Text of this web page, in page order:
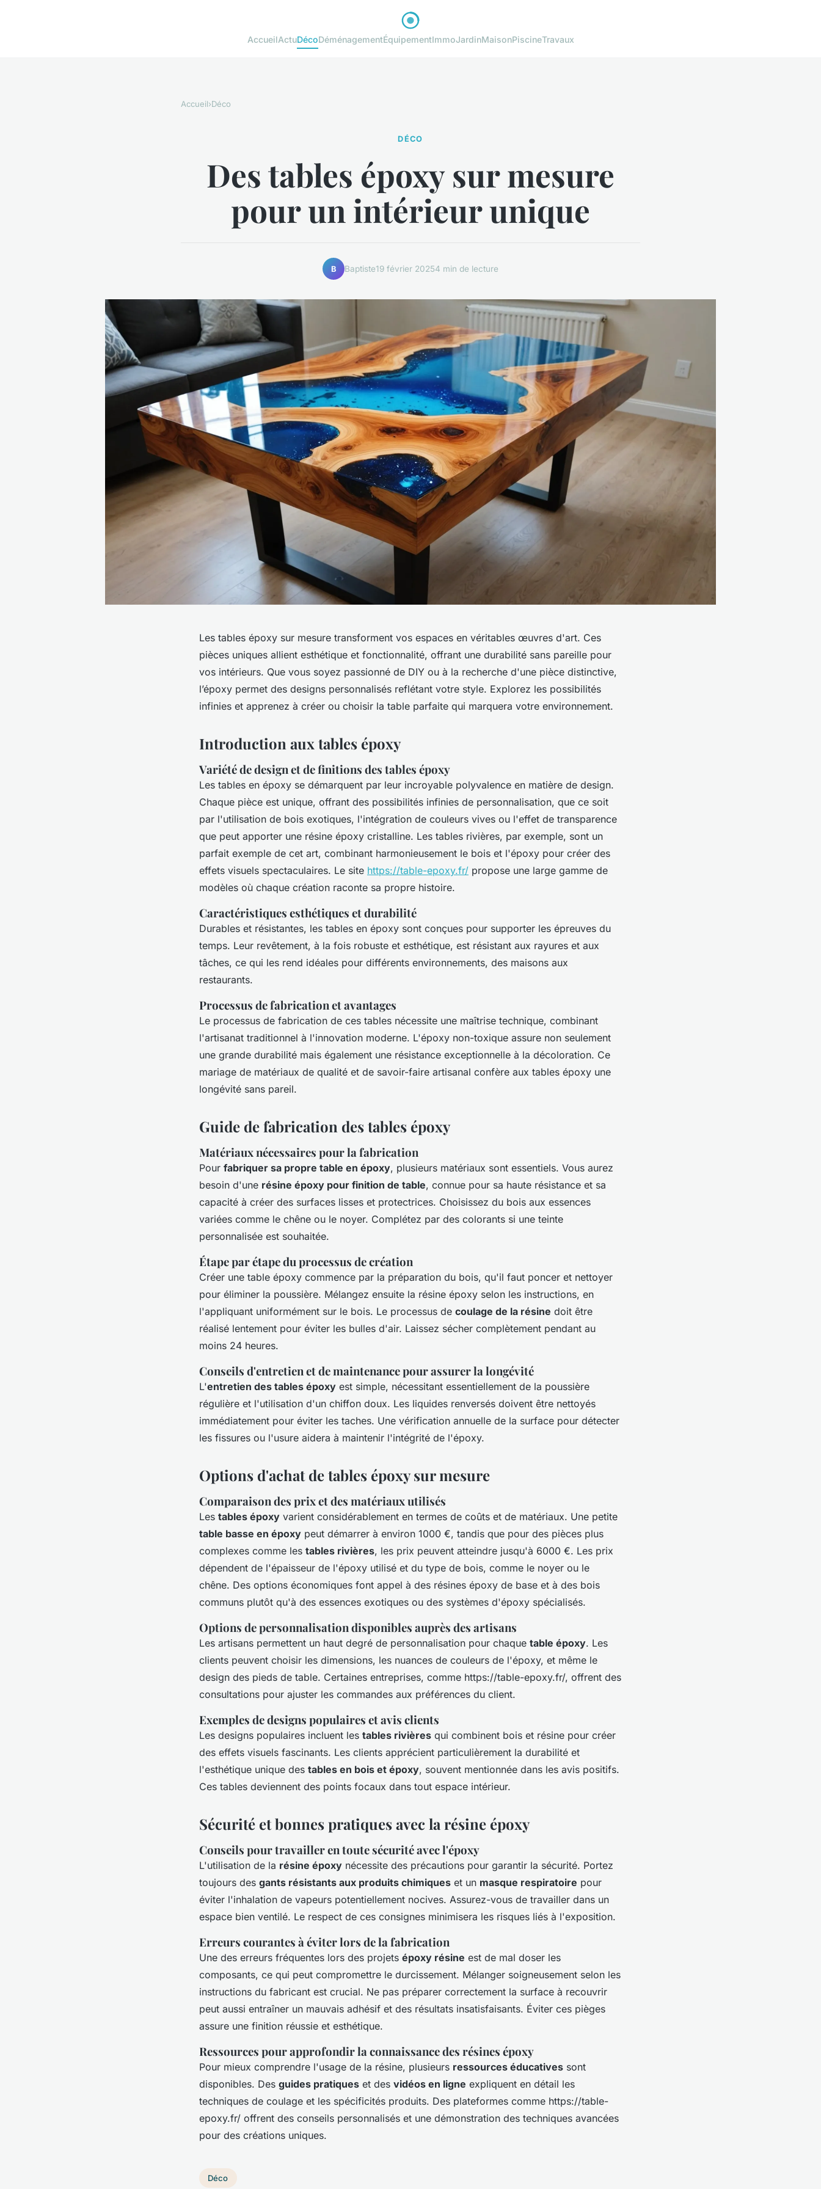
AccueilActuDécoDéménagementÉquipementImmoJardinMaisonPiscineTravaux
Accueil›Déco
DÉCO
Des tables époxy sur mesure
pour un intérieur unique
B Baptiste19 février 20254 min de lecture
Les tables époxy sur mesure transforment vos espaces en véritables œuvres d'art. Ces
pièces uniques allient esthétique et fonctionnalité, offrant une durabilité sans pareille pour
vos intérieurs. Que vous soyez passionné de DIY ou à la recherche d'une pièce distinctive,
l’époxy permet des designs personnalisés reflétant votre style. Explorez les possibilités
infinies et apprenez à créer ou choisir la table parfaite qui marquera votre environnement.
Introduction aux tables époxy
Variété de design et de finitions des tables époxy
Les tables en époxy se démarquent par leur incroyable polyvalence en matière de design.
Chaque pièce est unique, offrant des possibilités infinies de personnalisation, que ce soit
par l'utilisation de bois exotiques, l'intégration de couleurs vives ou l'effet de transparence
que peut apporter une résine époxy cristalline. Les tables rivières, par exemple, sont un
parfait exemple de cet art, combinant harmonieusement le bois et l'époxy pour créer des
effets visuels spectaculaires. Le site https://table-epoxy.fr/ propose une large gamme de
modèles où chaque création raconte sa propre histoire.
Caractéristiques esthétiques et durabilité
Durables et résistantes, les tables en époxy sont conçues pour supporter les épreuves du
temps. Leur revêtement, à la fois robuste et esthétique, est résistant aux rayures et aux
tâches, ce qui les rend idéales pour différents environnements, des maisons aux
restaurants.
Processus de fabrication et avantages
Le processus de fabrication de ces tables nécessite une maîtrise technique, combinant
l'artisanat traditionnel à l'innovation moderne. L'époxy non-toxique assure non seulement
une grande durabilité mais également une résistance exceptionnelle à la décoloration. Ce
mariage de matériaux de qualité et de savoir-faire artisanal confère aux tables époxy une
longévité sans pareil.
Guide de fabrication des tables époxy
Matériaux nécessaires pour la fabrication
Pour fabriquer sa propre table en époxy, plusieurs matériaux sont essentiels. Vous aurez
besoin d'une résine époxy pour finition de table, connue pour sa haute résistance et sa
capacité à créer des surfaces lisses et protectrices. Choisissez du bois aux essences
variées comme le chêne ou le noyer. Complétez par des colorants si une teinte
personnalisée est souhaitée.
Étape par étape du processus de création
Créer une table époxy commence par la préparation du bois, qu'il faut poncer et nettoyer
pour éliminer la poussière. Mélangez ensuite la résine époxy selon les instructions, en
l'appliquant uniformément sur le bois. Le processus de coulage de la résine doit être
réalisé lentement pour éviter les bulles d'air. Laissez sécher complètement pendant au
moins 24 heures.
Conseils d'entretien et de maintenance pour assurer la longévité
L'entretien des tables époxy est simple, nécessitant essentiellement de la poussière
régulière et l'utilisation d'un chiffon doux. Les liquides renversés doivent être nettoyés
immédiatement pour éviter les taches. Une vérification annuelle de la surface pour détecter
les fissures ou l'usure aidera à maintenir l'intégrité de l'époxy.
Options d'achat de tables époxy sur mesure
Comparaison des prix et des matériaux utilisés
Les tables époxy varient considérablement en termes de coûts et de matériaux. Une petite
table basse en époxy peut démarrer à environ 1000 €, tandis que pour des pièces plus
complexes comme les tables rivières, les prix peuvent atteindre jusqu'à 6000 €. Les prix
dépendent de l'épaisseur de l'époxy utilisé et du type de bois, comme le noyer ou le
chêne. Des options économiques font appel à des résines époxy de base et à des bois
communs plutôt qu'à des essences exotiques ou des systèmes d'époxy spécialisés.
Options de personnalisation disponibles auprès des artisans
Les artisans permettent un haut degré de personnalisation pour chaque table époxy. Les
clients peuvent choisir les dimensions, les nuances de couleurs de l'époxy, et même le
design des pieds de table. Certaines entreprises, comme https://table-epoxy.fr/, offrent des
consultations pour ajuster les commandes aux préférences du client.
Exemples de designs populaires et avis clients
Les designs populaires incluent les tables rivières qui combinent bois et résine pour créer
des effets visuels fascinants. Les clients apprécient particulièrement la durabilité et
l'esthétique unique des tables en bois et époxy, souvent mentionnée dans les avis positifs.
Ces tables deviennent des points focaux dans tout espace intérieur.
Sécurité et bonnes pratiques avec la résine époxy
Conseils pour travailler en toute sécurité avec l'époxy
L'utilisation de la résine époxy nécessite des précautions pour garantir la sécurité. Portez
toujours des gants résistants aux produits chimiques et un masque respiratoire pour
éviter l'inhalation de vapeurs potentiellement nocives. Assurez-vous de travailler dans un
espace bien ventilé. Le respect de ces consignes minimisera les risques liés à l'exposition.
Erreurs courantes à éviter lors de la fabrication
Une des erreurs fréquentes lors des projets époxy résine est de mal doser les
composants, ce qui peut compromettre le durcissement. Mélanger soigneusement selon les
instructions du fabricant est crucial. Ne pas préparer correctement la surface à recouvrir
peut aussi entraîner un mauvais adhésif et des résultats insatisfaisants. Éviter ces pièges
assure une finition réussie et esthétique.
Ressources pour approfondir la connaissance des résines époxy
Pour mieux comprendre l'usage de la résine, plusieurs ressources éducatives sont
disponibles. Des guides pratiques et des vidéos en ligne expliquent en détail les
techniques de coulage et les spécificités produits. Des plateformes comme https://table-
epoxy.fr/ offrent des conseils personnalisés et une démonstration des techniques avancées
pour des créations uniques.
Déco